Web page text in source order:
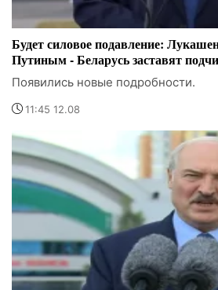
Будет силовое подавление:
Путиным - Беларусь заставят
Появились новые подробности.
11:45 12.08